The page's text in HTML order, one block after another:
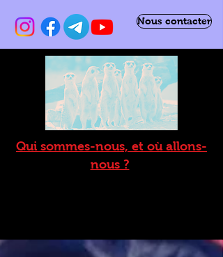
Nous contacter
Qui sommes-nous, et où allons-
nous ?